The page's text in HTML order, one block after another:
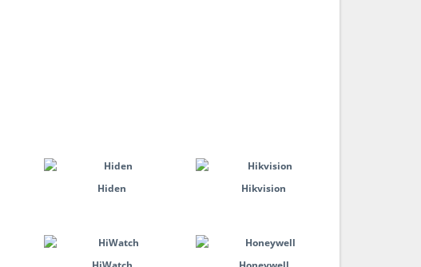
Hiden Hikvision